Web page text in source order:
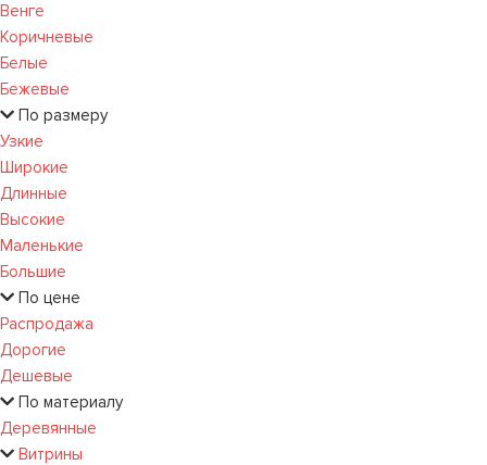
Венге
Коричневые
Белые
Бежевые
По размеру
Узкие
Широкие
Длинные
Высокие
Маленькие
Большие
По цене
Распродажа
Дорогие
Дешевые
По материалу
Деревянные
Витрины